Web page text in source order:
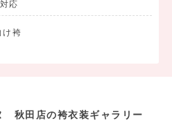
となるため、
応
け袴
秋田店の袴衣装ギャラリー